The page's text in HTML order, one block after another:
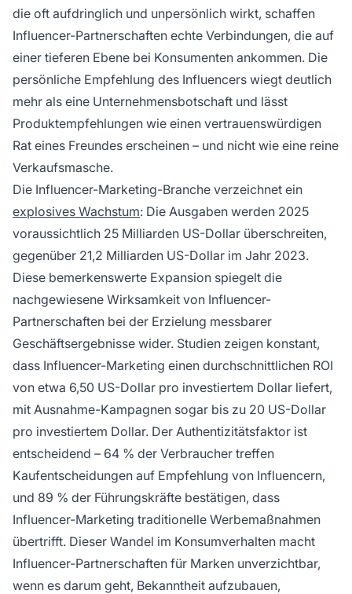
die oft aufdringlich und unpersönlich wirkt, schaffen
Influencer-Partnerschaften echte Verbindungen, die auf
einer tieferen Ebene bei Konsumenten ankommen. Die
persönliche Empfehlung des Influencers wiegt deutlich
mehr als eine Unternehmensbotschaft und lässt
Produktempfehlungen wie einen vertrauenswürdigen
Rat eines Freundes erscheinen – und nicht wie eine reine
Verkaufsmasche.
Die Influencer-Marketing-Branche verzeichnet ein
explosives Wachstum: Die Ausgaben werden 2025
voraussichtlich 25 Milliarden US-Dollar überschreiten,
gegenüber 21,2 Milliarden US-Dollar im Jahr 2023.
Diese bemerkenswerte Expansion spiegelt die
nachgewiesene Wirksamkeit von Influencer-
Partnerschaften bei der Erzielung messbarer
Geschäftsergebnisse wider. Studien zeigen konstant,
dass Influencer-Marketing einen durchschnittlichen ROI
von etwa 6,50 US-Dollar pro investiertem Dollar liefert,
mit Ausnahme-Kampagnen sogar bis zu 20 US-Dollar
pro investiertem Dollar. Der Authentizitätsfaktor ist
entscheidend – 64 % der Verbraucher treffen
Kaufentscheidungen auf Empfehlung von Influencern,
und 89 % der Führungskräfte bestätigen, dass
Influencer-Marketing traditionelle Werbemaßnahmen
übertrifft. Dieser Wandel im Konsumverhalten macht
Influencer-Partnerschaften für Marken unverzichtbar,
wenn es darum geht, Bekanntheit aufzubauen,